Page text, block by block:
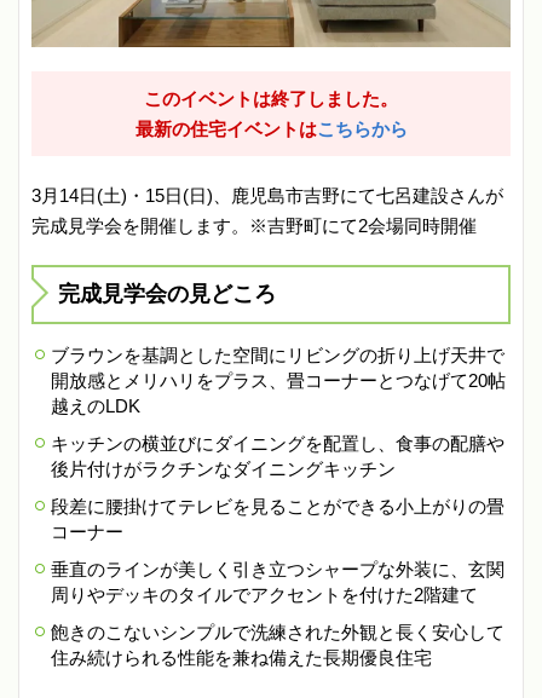
このイベントは終了しました。
最新の住宅イベントはこちらから
3月14日(土)・15日(日)、鹿児島市吉野にて七呂建設さんが
完成見学会を開催します。※吉野町にて2会場同時開催
完成見学会の見どころ
ブラウンを基調とした空間にリビングの折り上げ天井で
開放感とメリハリをプラス、畳コーナーとつなげて20帖
越えのLDK
キッチンの横並びにダイニングを配置し、食事の配膳や
後片付けがラクチンなダイニングキッチン
段差に腰掛けてテレビを見ることができる小上がりの畳
コーナー
垂直のラインが美しく引き立つシャープな外装に、玄関
周りやデッキのタイルでアクセントを付けた2階建て
飽きのこないシンプルで洗練された外観と長く安心して
住み続けられる性能を兼ね備えた長期優良住宅